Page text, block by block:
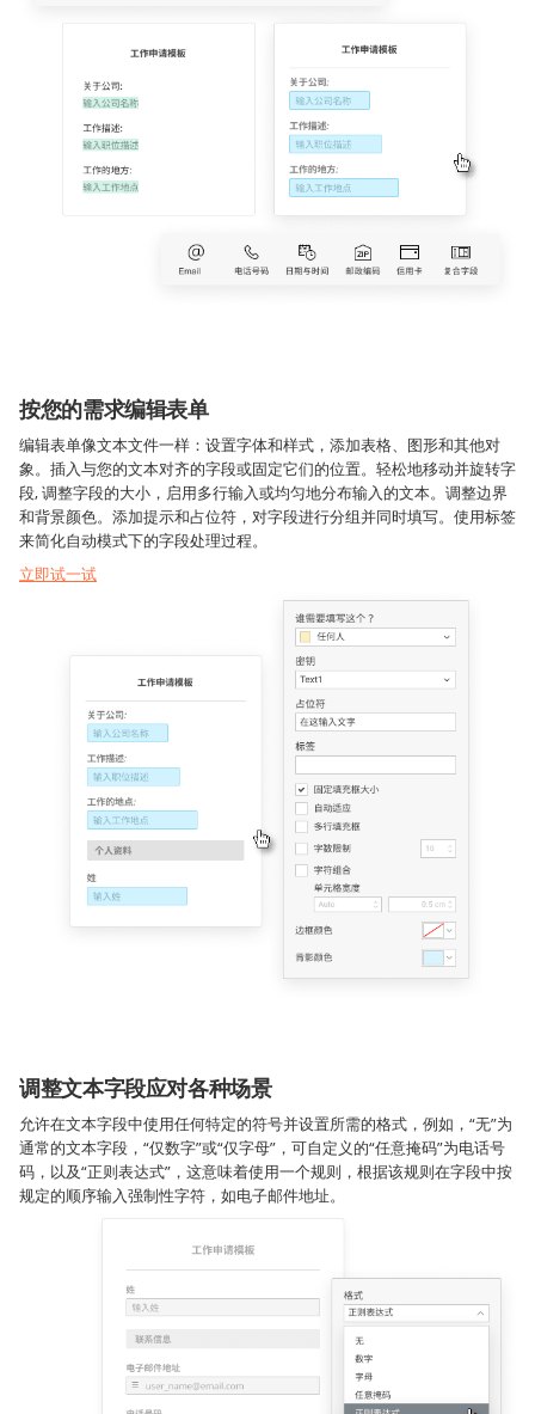
按您的需求编辑表单
编辑表单像文本文件一样：设置字体和样式，添加表格、图形和其他对
象。插入与您的文本对齐的字段或固定它们的位置。轻松地移动并旋转字
段, 调整字段的大小，启用多行输入或均匀地分布输入的文本。调整边界
和背景颜色。添加提示和占位符，对字段进行分组并同时填写。使用标签
来简化自动模式下的字段处理过程。
立即试一试
调整文本字段应对各种场景
允许在文本字段中使用任何特定的符号并设置所需的格式，例如，“无”为
通常的文本字段，“仅数字”或“仅字母”，可自定义的“任意掩码”为电话号
码，以及“正则表达式”，这意味着使用一个规则，根据该规则在字段中按
规定的顺序输入强制性字符，如电子邮件地址。